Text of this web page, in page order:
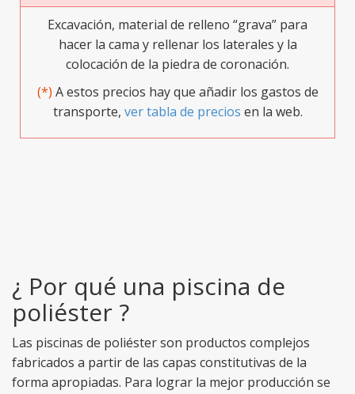
Excavación, material de relleno “grava” para
hacer la cama y rellenar los laterales y la
colocación de la piedra de coronación.
(*) A estos precios hay que añadir los gastos de
transporte, ver tabla de precios en la web.
¿ Por qué una piscina de
poliéster ?
Las piscinas de poliéster son productos complejos
fabricados a partir de las capas constitutivas de la
forma apropiadas. Para lograr la mejor producción se